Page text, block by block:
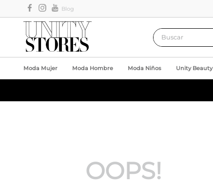
Blog
Buscar
Moda Mujer Moda Hombre Moda Niños Unity Beauty
OOPS!